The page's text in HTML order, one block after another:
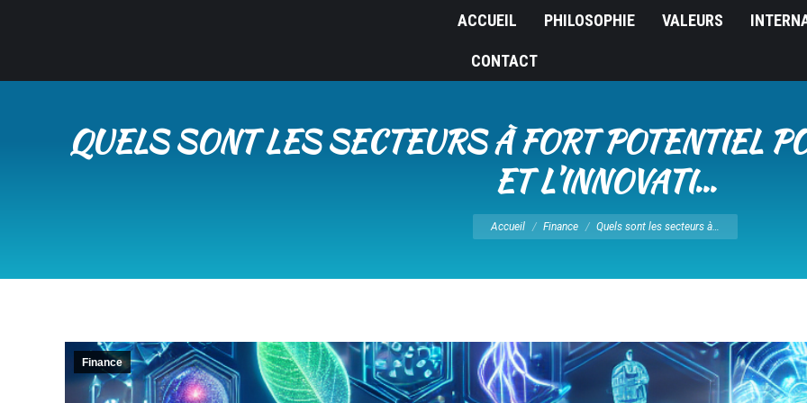
ACCUEIL PHILOSOPHIE VALEURS
CONTACT
QUELS SONT LES SECTEURS À FORT POTENTIEL
ET L’INNOVATI…
Vous êtes ici :
Accueil Finance Quels sont les secteurs à…
Finance